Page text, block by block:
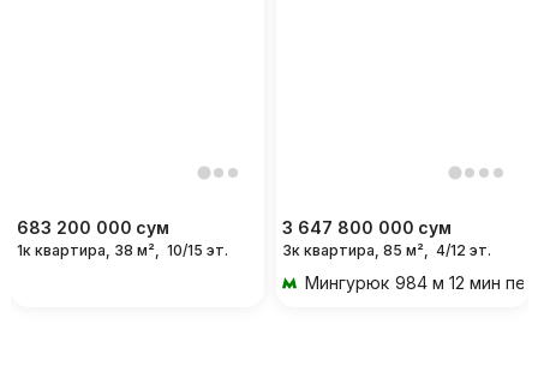
683 200 000 сум
1к квартира, 38 м², 10/15 эт.
3 647 800 000 сум
3к квартира, 85 м², 4/12 эт.
Мингурюк 984 м 12 мин